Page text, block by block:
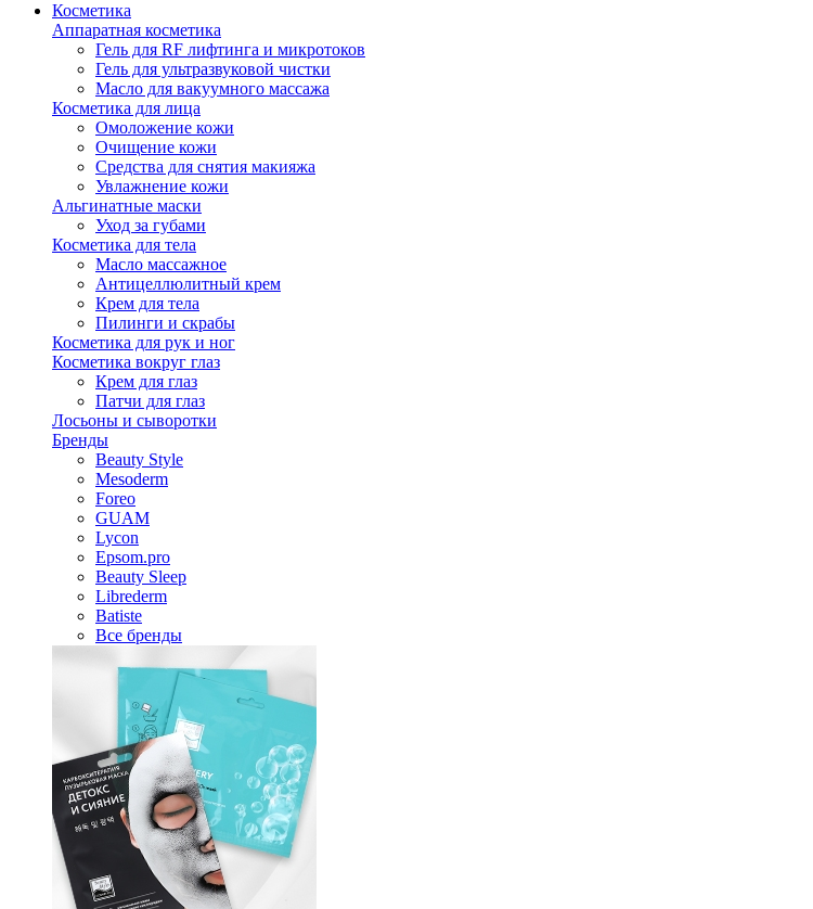
Косметика
Аппаратная косметика
Гель для RF лифтинга и микротоков
Гель для ультразвуковой чистки
Масло для вакуумного массажа
Косметика для лица
Омоложение кожи
Очищение кожи
Средства для снятия макияжа
Увлажнение кожи
Альгинатные маски
Уход за губами
Косметика для тела
Масло массажное
Антицеллюлитный крем
Крем для тела
Пилинги и скрабы
Косметика для рук и ног
Косметика вокруг глаз
Крем для глаз
Патчи для глаз
Лосьоны и сыворотки
Бренды
Beauty Style
Mesoderm
Foreo
GUAM
Lycon
Epsom.pro
Beauty Sleep
Librederm
Batiste
Все бренды